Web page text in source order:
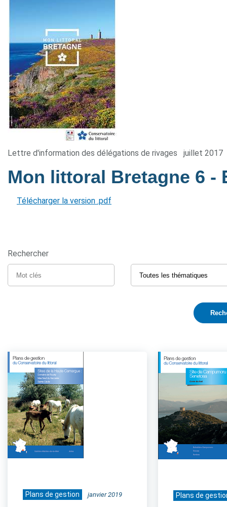
Lettre d'information des délégations de rivages juillet 2017
Mon littoral Bretagne 6 -
Télécharger la version .pdf
Rechercher
Plans de gestion janvier 2019 Plans de